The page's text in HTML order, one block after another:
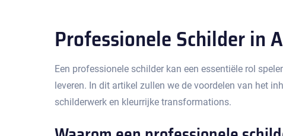
Professionele Schilder in
Een professionele schilder kan een essentiële rol
leveren.​ In dit artikel zullen we de voordelen van het
schilderwerk en kleurrijke transformations.